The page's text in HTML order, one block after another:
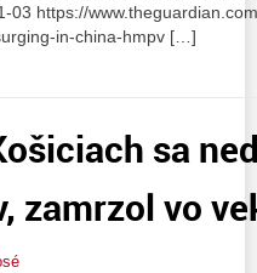
03 https://
in-china-hmpv […]
sa
zamrzol vo